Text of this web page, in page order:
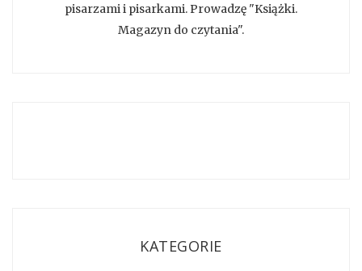
pisarzami i pisarkami. Prowadzę "Książki.
Magazyn do czytania".
KATEGORIE